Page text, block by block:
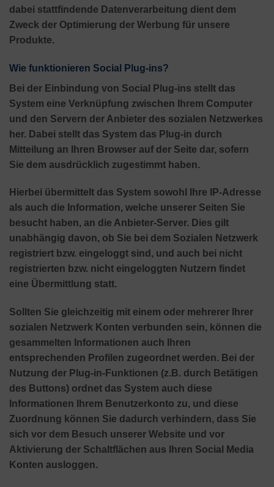
dabei stattfindende Datenverarbeitung dient dem
Zweck der Optimierung der Werbung für unsere
Produkte.
Wie funktionieren Social Plug-ins?
Bei der Einbindung von Social Plug-ins stellt das
System eine Verknüpfung zwischen Ihrem Computer
und den Servern der Anbieter des sozialen Netzwerkes
her. Dabei stellt das System das Plug-in durch
Mitteilung an Ihren Browser auf der Seite dar, sofern
Sie dem ausdrücklich zugestimmt haben.
Hierbei übermittelt das System sowohl Ihre IP-Adresse
als auch die Information, welche unserer Seiten Sie
besucht haben, an die Anbieter-Server. Dies gilt
unabhängig davon, ob Sie bei dem Sozialen Netzwerk
registriert bzw. eingeloggt sind, und auch bei nicht
registrierten bzw. nicht eingeloggten Nutzern findet
eine Übermittlung statt.
Sollten Sie gleichzeitig mit einem oder mehrerer Ihrer
sozialen Netzwerk Konten verbunden sein, können die
gesammelten Informationen auch Ihren
entsprechenden Profilen zugeordnet werden. Bei der
Nutzung der Plug-in-Funktionen (z.B. durch Betätigen
des Buttons) ordnet das System auch diese
Informationen Ihrem Benutzerkonto zu, und diese
Zuordnung können Sie dadurch verhindern, dass Sie
sich vor dem Besuch unserer Website und vor
Aktivierung der Schaltflächen aus Ihren Social Media
Konten ausloggen.